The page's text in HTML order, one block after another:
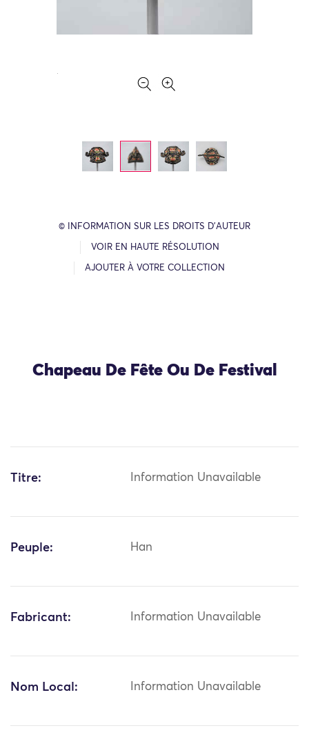
© INFORMATION SUR LES DROITS D’AUTEUR
VOIR EN HAUTE RÉSOLUTION
AJOUTER À VOTRE COLLECTION
Chapeau De Fête Ou De Festival
Titre: Information Unavailable
Peuple: Han
Fabricant: Information Unavailable
Nom Local: Information Unavailable